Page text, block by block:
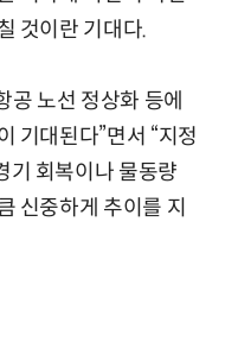
것이란 기대다.
공 노선 정상화 등에
기대된다”면서 “지정
기 회복이나 물동량
신중하게 추이를 지